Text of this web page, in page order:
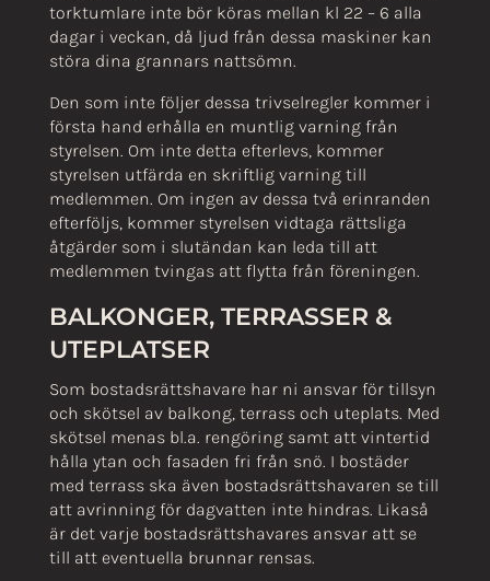
torktumlare inte bör köras mellan kl 22 – 6 alla
dagar i veckan, då ljud från dessa maskiner kan
störa dina grannars nattsömn.
Den som inte följer dessa trivselregler kommer i
första hand erhålla en muntlig varning från
styrelsen. Om inte detta efterlevs, kommer
styrelsen utfärda en skriftlig varning till
medlemmen. Om ingen av dessa två erinranden
efterföljs, kommer styrelsen vidtaga rättsliga
åtgärder som i slutändan kan leda till att
medlemmen tvingas att flytta från föreningen.
BALKONGER, TERRASSER &
UTEPLATSER
Som bostadsrättshavare har ni ansvar för tillsyn
och skötsel av balkong, terrass och uteplats. Med
skötsel menas bl.a. rengöring samt att vintertid
hålla ytan och fasaden fri från snö. I bostäder
med terrass ska även bostadsrättshavaren se till
att avrinning för dagvatten inte hindras. Likaså
är det varje bostadsrättshavares ansvar att se
till att eventuella brunnar rensas.